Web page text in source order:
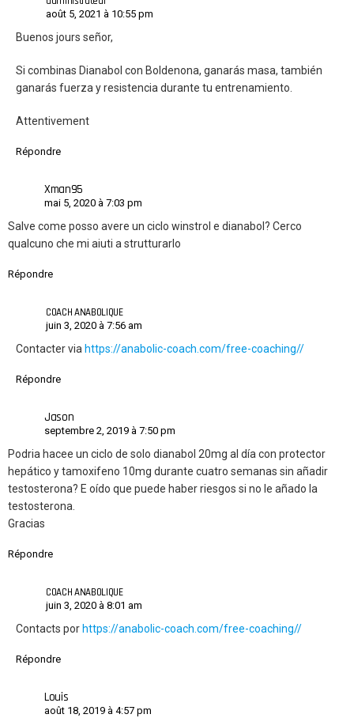
août 5, 2021 à 10:55 pm
Buenos jours señor,
Si combinas Dianabol con Boldenona, ganarás masa, también
ganarás fuerza y ​​​​resistencia durante tu entrenamiento.
Attentivement
Répondre
Xman95
mai 5, 2020 à 7:03 pm
Salve come posso avere un ciclo winstrol e dianabol? Cerco
qualcuno che mi aiuti a strutturarlo
Répondre
COACH ANABOLIQUE
juin 3, 2020 à 7:56 am
Contacter via https://anabolic-coach.com/free-coaching//
Répondre
Jason
septembre 2, 2019 à 7:50 pm
Podria hacee un ciclo de solo dianabol 20mg al día con protector
hepático y tamoxifeno 10mg durante cuatro semanas sin añadir
testosterona? E oído que puede haber riesgos si no le añado la
testosterona.
Gracias
Répondre
COACH ANABOLIQUE
juin 3, 2020 à 8:01 am
Contacts por https://anabolic-coach.com/free-coaching//
Répondre
Louis
août 18, 2019 à 4:57 pm